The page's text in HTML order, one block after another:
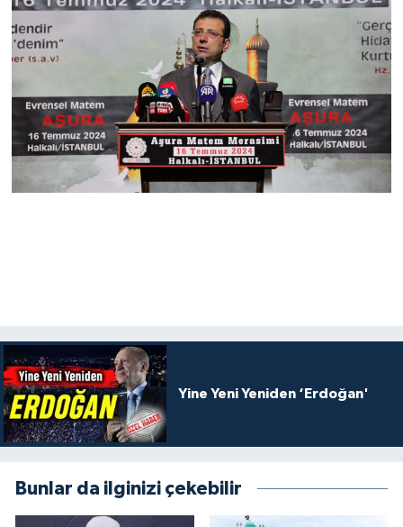
Yine Yeni Yeniden ‘Erdoğan'
Bunlar da ilginizi çekebilir